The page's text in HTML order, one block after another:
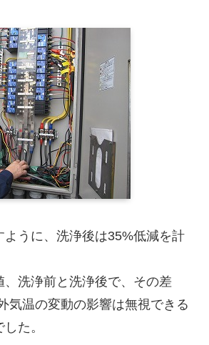
ように、洗浄後は35%低減を計
、洗浄前と洗浄後で、その差
気温の変動の影響は無視できる
た。